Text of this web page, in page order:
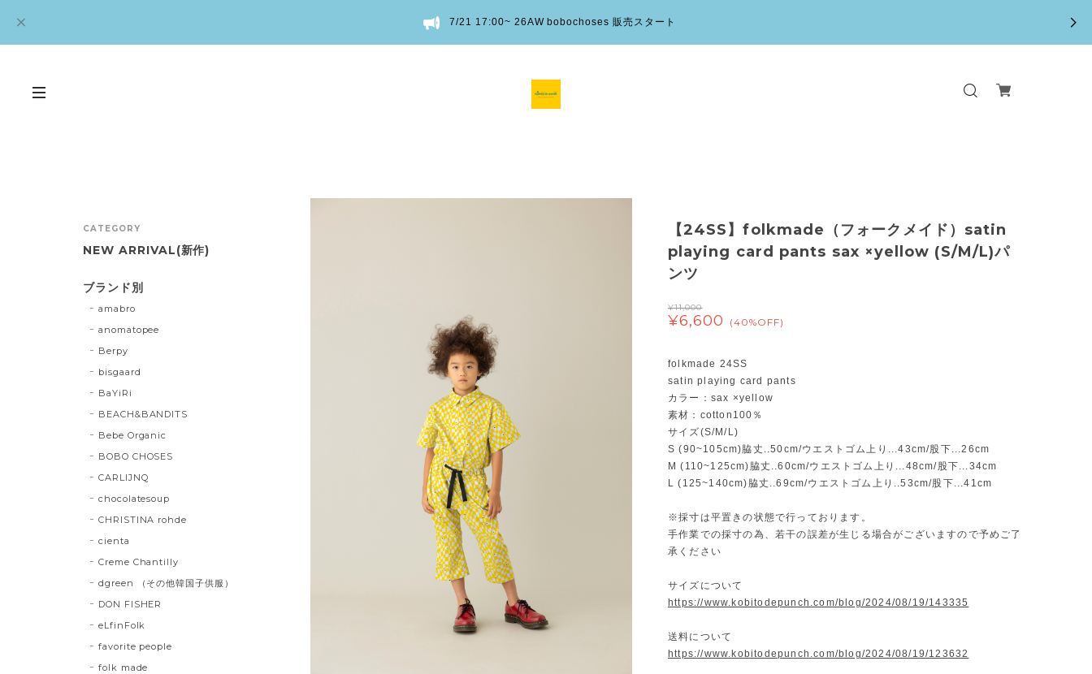
7/21 17:00~ 26AW bobochoses 販売スタート
【24SS】folkmade（フォークメイド）satin
playing card pants sax ×yellow (S/M/L)パ
ンツ
¥11,000
¥6,600 (40%OFF)
folkmade 24SS
satin playing card pants
カラー：sax ×yellow
素材：cotton100％
サイズ(S/M/L)
S (90~105cm)脇丈..50cm/ウエストゴム上り...43cm/股下...26cm
M (110~125cm)脇丈..60cm/ウエストゴム上り...48cm/股下...34cm
L (125~140cm)脇丈..69cm/ウエストゴム上り..53cm/股下...41cm
※採寸は平置きの状態で行っております。
手作業での採寸の為、若干の誤差が生じる場合がございますので予めご了
承ください
サイズについて
https://www.kobitodepunch.com/blog/2024/08/19/143335
送料について
https://www.kobitodepunch.com/blog/2024/08/19/123632
CATEGORY
NEW ARRIVAL(新作)
ブランド別
amabro
anomatopee
Berpy
bisgaard
BaYiRi
BEACH&BANDITS
Bebe Organic
BOBO CHOSES
CARLIJNQ
chocolatesoup
CHRISTINA rohde
cienta
Creme Chantilly
dgreen （その他韓国子供服）
DON FISHER
eLfinFolk
favorite people
folk made